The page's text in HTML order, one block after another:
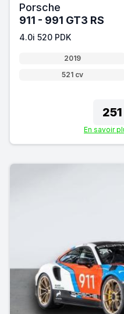
Porsche
911 - 991 GT3 RS
4.0i 520 PDK
2019
521 cv
En savoir